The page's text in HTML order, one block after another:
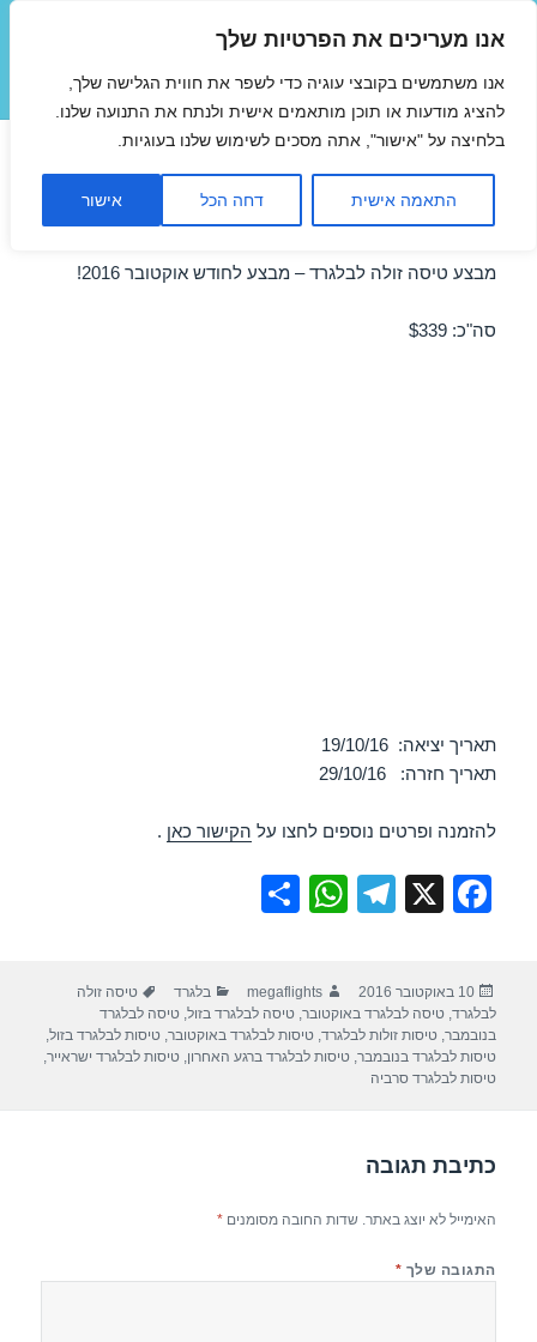
אנו מעריכים את הפרטיות שלך
אנו משתמשים בקובצי עוגיה כדי לשפר את חווית הגלישה שלך,
להציג מודעות או תוכן מותאמים אישית ולנתח את התנועה שלנו.
בלחיצה על "אישור", אתה מסכים לשימוש שלנו בעוגיות.
התאמה אישית דחה הכל אישור
תפריטים
ווידג'טים
טיסות זולות לבלגרד באוקטובר
19/10/2016
מבצע טיסה זולה לבלגרד – מבצע לחודש אוקטובר 2016!
סה"כ: $339
תאריך יציאה: 19/10/16
תאריך חזרה: 29/10/16
להזמנה ופרטים נוספים לחצו על הקישור כאן .
F
e
b
o
k
X
T
gr
a
W
s
A
e
פורסם
בתאריך
10 באוקטובר 2016 מחבר
megaflights קטגוריות
בלגרד תגיות
טיסה זולה
לבלגרד,טיסה לבלגרד באוקטובר,טיסה לבלגרד בזול,טיסה לבלגרד
בנובמבר,טיסות זולות לבלגרד,טיסות לבלגרד באוקטובר,טיסות לבלגרד בזול,
טיסות לבלגרד בנובמבר,טיסות לבלגרד ברגע האחרון,טיסות לבלגרד ישראייר,
טיסות לבלגרד סרביה
כתיבת תגובה
האימייל לא יוצג באתר. שדות החובה מסומנים*
התגובה שלך *